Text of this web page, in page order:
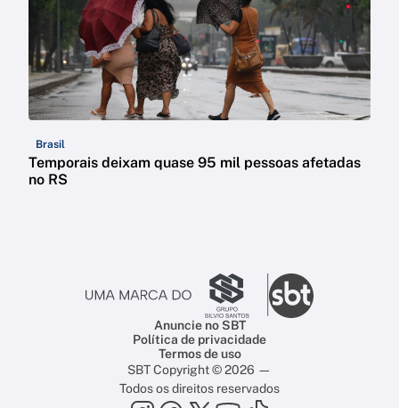
Brasil
Temporais deixam quase 95 mil pessoas afetadas
no RS
Anuncie no SBT
Política de privacidade
Termos de uso
SBT Copyright © 2026 —
Todos os direitos reservados